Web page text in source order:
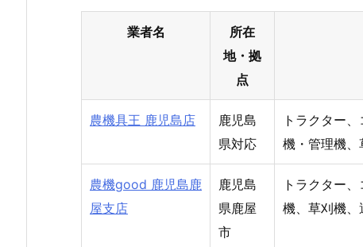
業者名
所在
地・拠
点
農機具王 鹿児島店
鹿児島
県対応
トラクター
機・管理機
農機good 鹿児島鹿
屋支店
鹿児島
県鹿屋
市
トラクター
機、草刈機、